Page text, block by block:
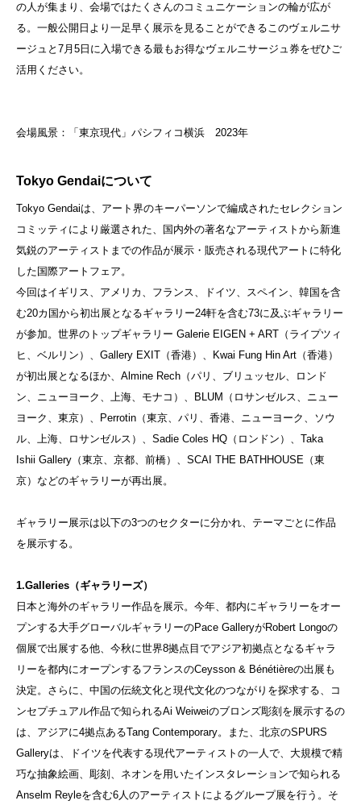
の人が集まり、会場ではたくさんのコミュニケーションの輪が広が
る。一般公開日より一足早く展示を見ることができるこのヴェルニサ
ージュと7月5日に入場できる最もお得なヴェルニサージュ券をぜひご
活用ください。
会場風景：「東京現代」パシフィコ横浜 2023年
Tokyo Gendaiについて
Tokyo Gendaiは、アート界のキーパーソンで編成されたセレクション
コミッティにより厳選された、国内外の著名なアーティストから新進
気鋭のアーティストまでの作品が展示・販売される現代アートに特化
した国際アートフェア。
今回はイギリス、アメリカ、フランス、ドイツ、スペイン、韓国を含
む20カ国から初出展となるギャラリー24軒を含む73に及ぶギャラリー
が参加。世界のトップギャラリー Galerie EIGEN + ART（ライプツィ
ヒ、ベルリン）、Gallery EXIT（香港）、Kwai Fung Hin Art（香港）
が初出展となるほか、Almine Rech（パリ、ブリュッセル、ロンド
ン、ニューヨーク、上海、モナコ）、BLUM（ロサンゼルス、ニュー
ヨーク、東京）、Perrotin（東京、パリ、香港、ニューヨーク、ソウ
ル、上海、ロサンゼルス）、Sadie Coles HQ（ロンドン）、Taka
Ishii Gallery（東京、京都、前橋）、SCAI THE BATHHOUSE（東
京）などのギャラリーが再出展。
ギャラリー展示は以下の3つのセクターに分かれ、テーマごとに作品
を展示する。
1.Galleries（ギャラリーズ）
日本と海外のギャラリー作品を展示。今年、都内にギャラリーをオー
プンする大手グローバルギャラリーのPace GalleryがRobert Longoの
個展で出展する他、今秋に世界8拠点目でアジア初拠点となるギャラ
リーを都内にオープンするフランスのCeysson & Bénétièreの出展も
決定。さらに、中国の伝統文化と現代文化のつながりを探求する、コ
ンセプチュアル作品で知られるAi Weiweiのブロンズ彫刻を展示するの
は、アジアに4拠点あるTang Contemporary。また、北京のSPURS
Galleryは、ドイツを代表する現代アーティストの一人で、大規模で精
巧な抽象絵画、彫刻、ネオンを用いたインスタレーションで知られる
Anselm Reyleを含む6人のアーティストによるグループ展を行う。そ